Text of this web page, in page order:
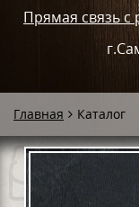
Прямая связь с
Главная Каталог